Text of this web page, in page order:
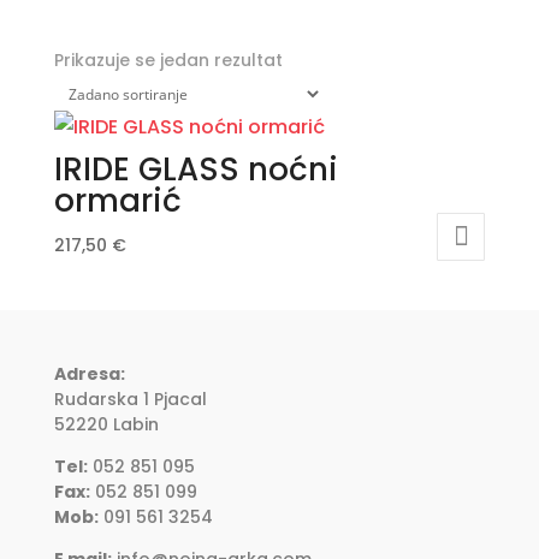
Prikazuje se jedan rezultat
IRIDE GLASS noćni
ormarić
217,50 €
Adresa:
Rudarska 1 Pjacal
52220 Labin
Tel:052 851 095
Fax:052 851 099
Mob:091 561 3254